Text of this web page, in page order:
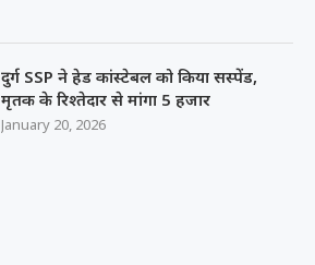
दुर्ग SSP ने हेड कांस्टेबल को किया सस्पेंड,
मृतक के रिश्तेदार से मांगा 5 हजार
January 20, 2026